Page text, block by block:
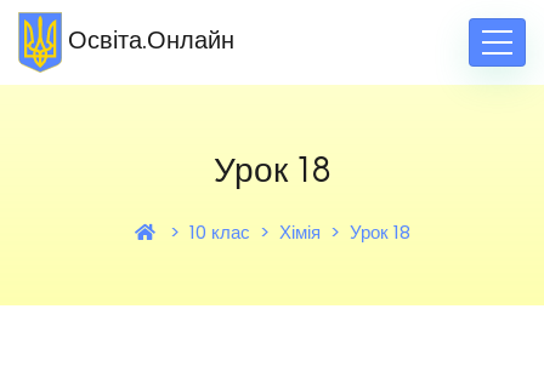
Освіта.Онлайн
Урок 18
10 клас Хімія Урок 18